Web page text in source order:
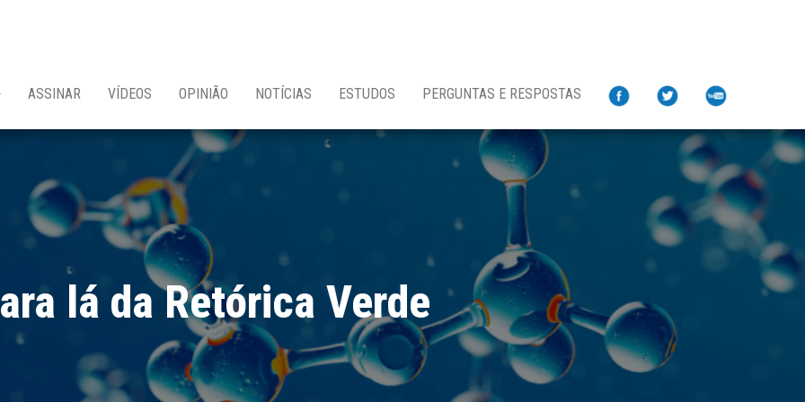
ASSINAR VÍDEOS OPINIÃO NOTÍCIAS ESTUDOS PERGUNTAS E RESPOSTAS
lá da Retórica Verde